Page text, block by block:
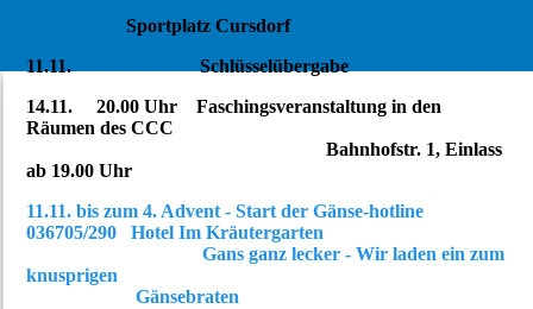
Sportplatz Cursdorf
11.11. Schlüsselübergabe
14.11. 20.00 Uhr Faschingsveranstaltung in den
Räumen des CCC
Bahnhofstr. 1, Einlass
ab 19.00 Uhr
11.11. bis zum 4. Advent - Start der Gänse-hotline
036705/290 Hotel Im Kräutergarten
Gans ganz lecker - Wir laden ein zum
knusprigen
Gänsebraten